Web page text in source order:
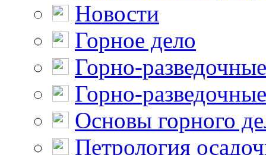
Новости
Горное дело
Горно-
Горно-
Основы горного
Петрология